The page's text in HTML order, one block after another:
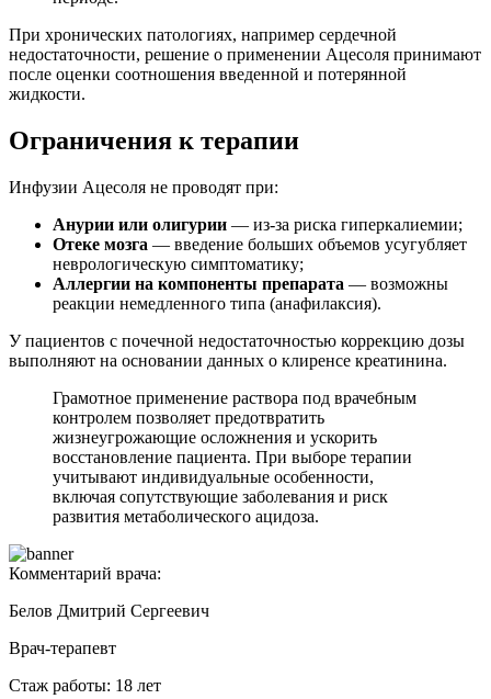
При хронических патологиях, например сердечной
недостаточности, решение о применении Ацесоля принимают
после оценки соотношения введенной и потерянной
жидкости.
Ограничения к терапии
Инфузии Ацесоля не проводят при:
Анурии или олигурии — из-за риска гиперкалиемии;
Отеке мозга — введение больших объемов усугубляет
неврологическую симптоматику;
Аллергии на компоненты препарата — возможны
реакции немедленного типа (анафилаксия).
У пациентов с почечной недостаточностью коррекцию дозы
выполняют на основании данных о клиренсе креатинина.
Грамотное применение раствора под врачебным
контролем позволяет предотвратить
жизнеугрожающие осложнения и ускорить
восстановление пациента. При выборе терапии
учитывают индивидуальные особенности,
включая сопутствующие заболевания и риск
развития метаболического ацидоза.
Комментарий врача:
Белов Дмитрий Сергеевич
Врач-терапевт
Стаж работы: 18 лет